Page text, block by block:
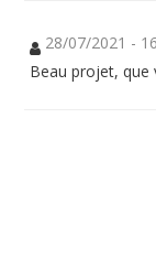
28/07/2021 -
Beau projet, que